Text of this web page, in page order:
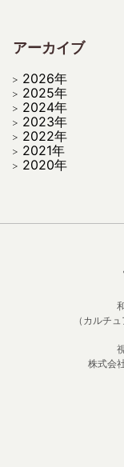
アーカイブ
2026年
2025年
2024年
2023年
2022年
2021年
2020年
（カルチ
株式会